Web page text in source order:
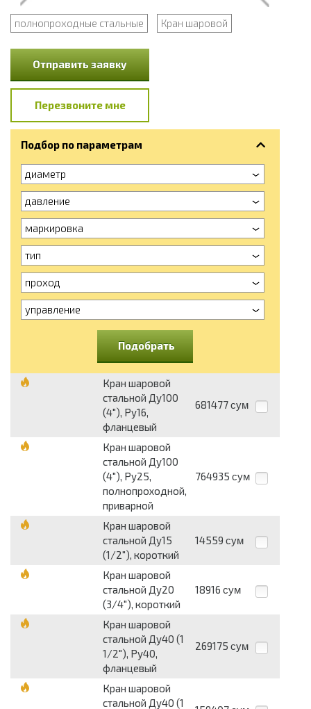
полнопроходные стальные Кран шаровой
Отправить заявку
Перезвоните мне
Подбор по параметрам
диаметр
давление
маркировка
тип
проход
управление
Подобрать
Кран шаровой
стальной Ду100
(4"), Ру16,
фланцевый
681477 сум
Кран шаровой
стальной Ду100
(4"), Ру25,
полнопроходной,
приварной
764935 сум
Кран шаровой
стальной Ду15
(1/2"), короткий
14559 сум
Кран шаровой
стальной Ду20
(3/4"), короткий
18916 сум
Кран шаровой
стальной Ду40 (1
1/2"), Ру40,
фланцевый
269175 сум
Кран шаровой
стальной Ду40 (1